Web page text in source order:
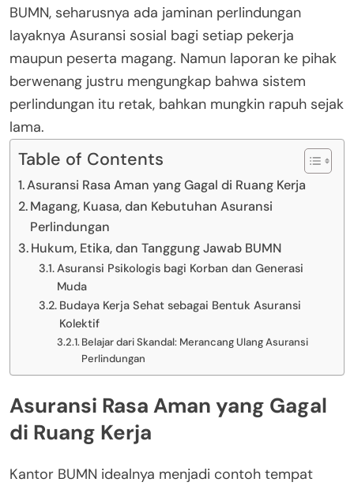
BUMN, seharusnya ada jaminan perlindungan
layaknya Asuransi sosial bagi setiap pekerja
maupun peserta magang. Namun laporan ke pihak
berwenang justru mengungkap bahwa sistem
perlindungan itu retak, bahkan mungkin rapuh sejak
lama.
Table of Contents
Asuransi Rasa Aman yang Gagal di Ruang Kerja
Magang, Kuasa, dan Kebutuhan Asuransi
Perlindungan
Hukum, Etika, dan Tanggung Jawab BUMN
Asuransi Psikologis bagi Korban dan Generasi
Muda
Budaya Kerja Sehat sebagai Bentuk Asuransi
Kolektif
Belajar dari Skandal: Merancang Ulang Asuransi
Perlindungan
Asuransi Rasa Aman yang Gagal
di Ruang Kerja
Kantor BUMN idealnya menjadi contoh tempat